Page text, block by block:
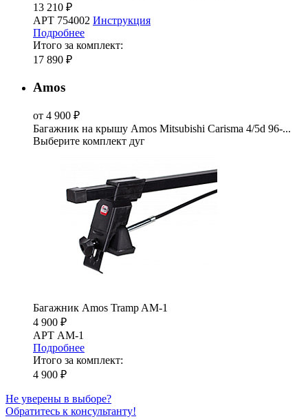
13 210 ₽
АРТ 754002 Инструкция
Подробнее
Итого за комплект:
17 890 ₽
Amos
от 4 900 ₽
Багажник на крышу Amos Mitsubishi Carisma 4/5d 96-...
Выберите комплект дуг
Багажник Amos Tramp AM-1
4 900 ₽
АРТ AM-1
Подробнее
Итого за комплект:
4 900 ₽
Не уверены в выборе?
Обратитесь к консультанту!